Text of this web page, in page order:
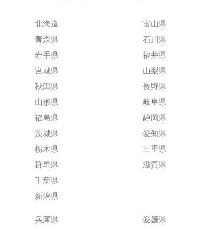
北海道
青森県
岩手県
宮城県
秋田県
山形県
福島県
茨城県
栃木県
群馬県
千葉県
新潟県
富山県
石川県
福井県
山梨県
長野県
岐阜県
静岡県
愛知県
三重県
滋賀県
兵庫県
愛媛県